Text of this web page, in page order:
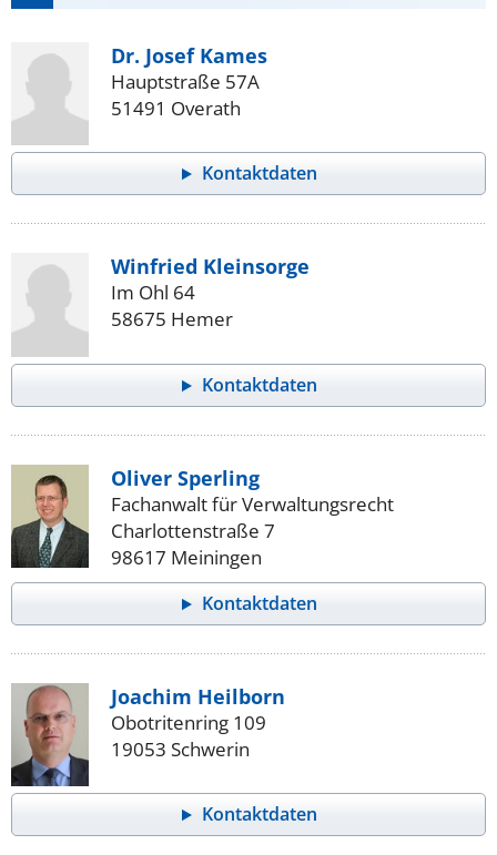
Dr. Josef Kames
Hauptstraße 57A
51491 Overath
Kontaktdaten
Winfried Kleinsorge
Im Ohl 64
58675 Hemer
Kontaktdaten
Oliver Sperling
Fachanwalt für Verwaltungsrecht
Charlottenstraße 7
98617 Meiningen
Kontaktdaten
Joachim Heilborn
Obotritenring 109
19053 Schwerin
Kontaktdaten